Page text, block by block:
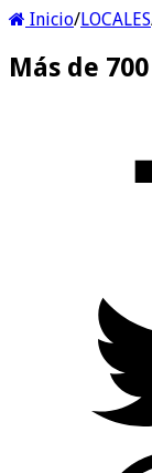
Inicio/LOCALES
Más de